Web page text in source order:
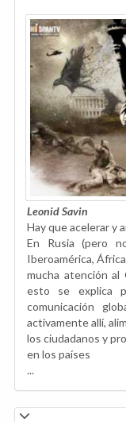
Leonid Savin
Hay que acelerar y
En Rusia (pero
Iberoamérica,
mucha atención al
esto se explica
comunicación
activamente allí,
los ciudadanos y
en los países
...